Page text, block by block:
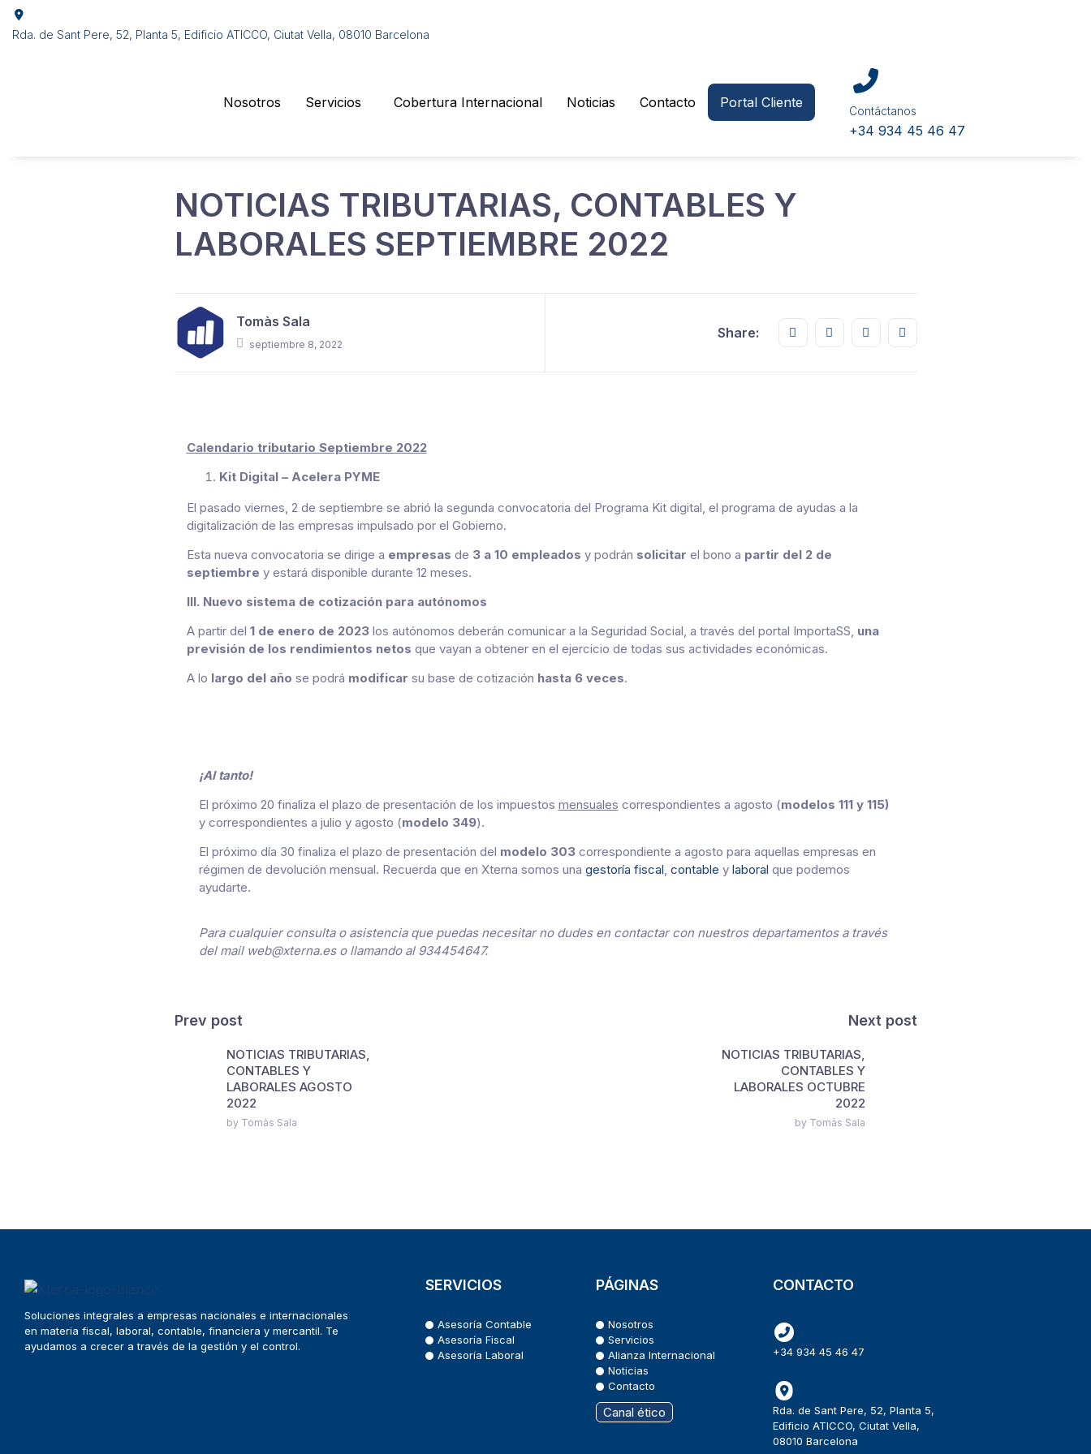
Rda. de Sant Pere, 52, Planta 5, Edificio ATICCO, Ciutat Vella, 08010 Barcelona
Nosotros Servicios Cobertura Internacional Noticias Contacto Portal Cliente
Contáctanos
+34 934 45 46 47
NOTICIAS TRIBUTARIAS, CONTABLES Y
LABORALES SEPTIEMBRE 2022
Tomàs Sala
septiembre 8, 2022
Share: Share this on FaceBook
Share this on Twitter
Share this on GMail
Share this on EMail
Calendario tributario Septiembre 2022
Kit Digital – Acelera PYME
El pasado viernes, 2 de septiembre se abrió la segunda convocatoria del Programa Kit digital, el programa de ayudas a la
digitalización de las empresas impulsado por el Gobierno.
Esta nueva convocatoria se dirige a empresas de 3 a 10 empleados y podrán solicitar el bono a partir del 2 de
septiembre y estará disponible durante 12 meses.
IIl. Nuevo sistema de cotización para autónomos
A partir del 1 de enero de 2023los autónomos deberán comunicar a la Seguridad Social, a través del portal ImportaSS, una
previsión de los rendimientos netos que vayan a obtener en el ejercicio de todas sus actividades económicas.
A lo largo del año se podrá modificar su base de cotización hasta 6 veces.
¡Al tanto!
El próximo 20 finaliza el plazo de presentación de los impuestos mensuales correspondientes a agosto (modelos 111 y 115)
y correspondientes a julio y agosto (modelo 349).
El próximo día 30 finaliza el plazo de presentación del modelo 303correspondiente a agosto para aquellas empresas en
régimen de devolución mensual. Recuerda que en Xterna somos una gestoría fiscal, contable y laboral que podemos
ayudarte.
Para cualquier consulta o asistencia que puedas necesitar no dudes en contactar con nuestros departamentos a través
del mail web@xterna.es o llamando al 934454647.
Prev post
NOTICIAS TRIBUTARIAS,
CONTABLES Y
LABORALES AGOSTO
2022
by Tomàs Sala
Next post
NOTICIAS TRIBUTARIAS,
CONTABLES Y
LABORALES OCTUBRE
2022
by Tomàs Sala
Soluciones integrales a empresas nacionales e internacionales
en materia fiscal, laboral, contable, financiera y mercantil. Te
ayudamos a crecer a través de la gestión y el control.
SERVICIOS
Asesoría Contable
Asesoría Fiscal
Asesoría Laboral
PÁGINAS
Nosotros
Servicios
Alianza Internacional
Noticias
Contacto
Canal ético
CONTACTO
+34 934 45 46 47
Rda. de Sant Pere, 52, Planta 5,
Edificio ATICCO, Ciutat Vella,
08010 Barcelona